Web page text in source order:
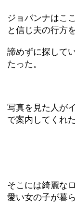
ジョバンナはこ
と信じ夫の行方
諦めずに探して
たった。
写真を見た人が
で案内してくれた
そこには綺麗な
愛い女の子が暮